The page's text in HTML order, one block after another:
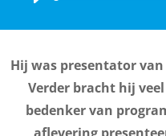
Hij was presentator
Verder bracht hij
bedenker van